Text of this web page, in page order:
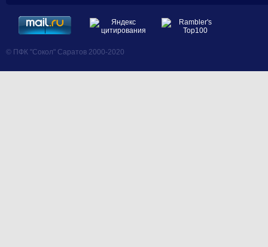
© ПФК "Сокол" Саратов 2000-2020